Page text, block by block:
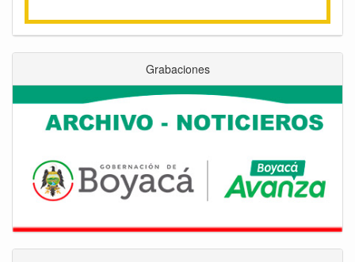
Grabaciones